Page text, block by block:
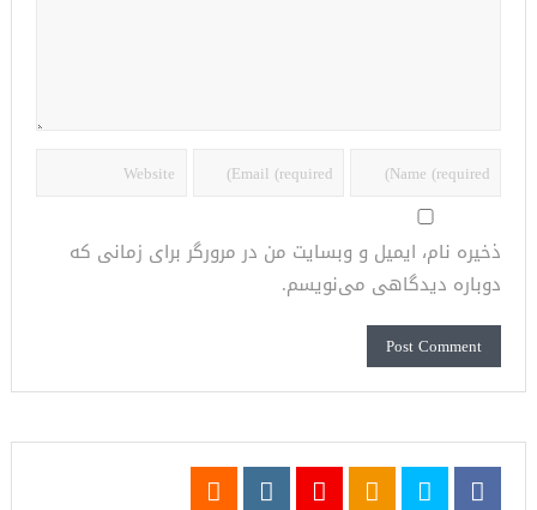
ذخیره نام، ایمیل و وبسایت من در مرورگر برای زمانی که
دوباره دیدگاهی می‌نویسم.